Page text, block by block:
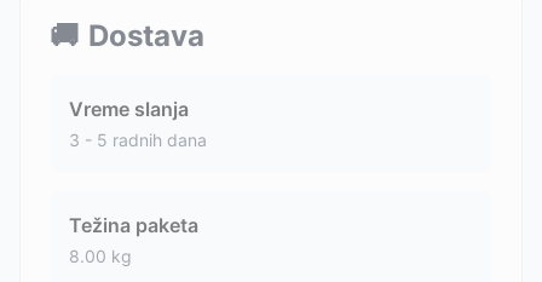
🚚 Dostava
Vreme slanja
3 - 5 radnih dana
Težina paketa
8.00 kg